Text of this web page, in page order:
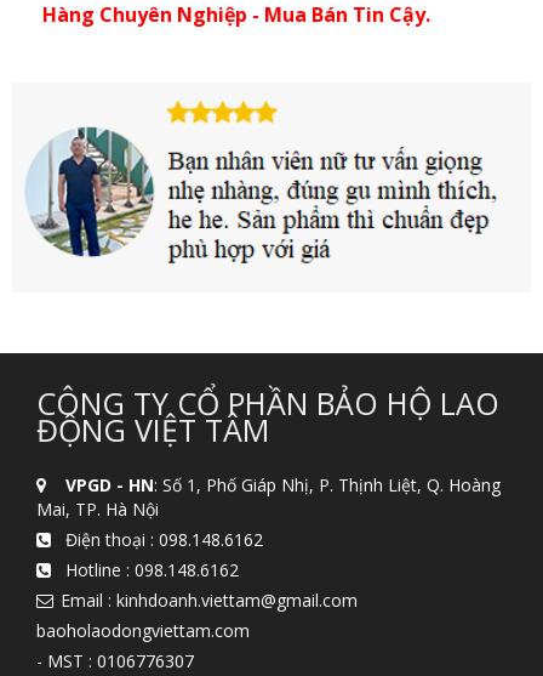
Hàng Chuyên Nghiệp - Mua Bán Tin Cậy.
CÔNG TY CỔ PHẦN BẢO HỘ LAO
ĐỘNG VIỆT TÂM
VPGD - HN: Số 1, Phố Giáp Nhị, P. Thịnh Liệt, Q. Hoàng
Mai, TP. Hà Nội
Điện thoại : 098.148.6162
Hotline : 098.148.6162
Email : kinhdoanh.viettam@gmail.com
baoholaodongviettam.com
- MST : 0106776307